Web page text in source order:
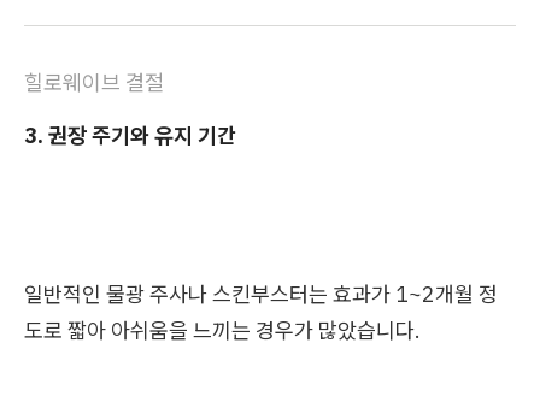
힐로웨이브 결절
3. 권장 주기와 유지 기간
일반적인 물광 주사나 스킨부스터는 효과가 1~2개월 정
도로 짧아 아쉬움을 느끼는 경우가 많았습니다.